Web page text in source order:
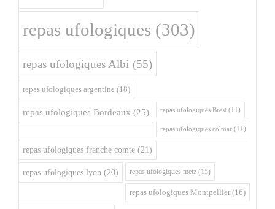
repas ufologiques (303)
repas ufologiques Albi (55)
repas ufologiques argentine (18)
repas ufologiques Bordeaux (25) repas ufologiques Brest (11)
repas ufologiques colmar (11)
repas ufologiques franche comte (21)
repas ufologiques lyon (20) repas ufologiques metz (15)
repas ufologiques Montpellier (16)